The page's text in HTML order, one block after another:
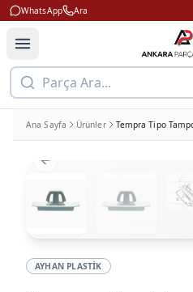
WhatsApp Ara
Parça Ara...
Ana Sayfa Ürünler Tempra Tipo
Previous slide
AYHAN PLASTIK